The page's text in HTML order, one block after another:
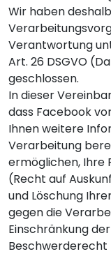
Wir haben
Verantwortung
Art. 26 DSGVO
geschlossen.
In dieser
dass Facebook
Ihnen weitere
Verarbeitung
ermöglichen, Ihre
(Recht auf
und Löschung
gegen die
Einschränkung
Beschwerderecht